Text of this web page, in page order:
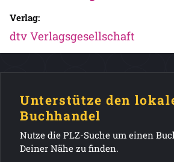
Verlag:
dtv Verlagsgesellschaft
Unterstütze den
Buchhandel
Nutze die PLZ-Suche um einen
Deiner Nähe zu finden.